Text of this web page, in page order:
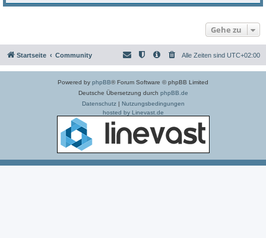
Gehe zu
Startseite Community Alle Zeiten sind UTC+02:00
Powered by phpBB® Forum Software © phpBB Limited
Deutsche Übersetzung durch phpBB.de
Datenschutz| Nutzungsbedingungen
hosted by Linevast.de